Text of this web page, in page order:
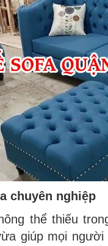
chuyên nghiệp
thể thiếu
giúp mọi